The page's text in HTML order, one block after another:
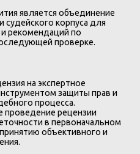
является объединение
судейского корпуса для
рекомендаций по
проверке.
на экспертное
защиты прав и
процесса.
проведение рецензии
в первоначальном
объективного и